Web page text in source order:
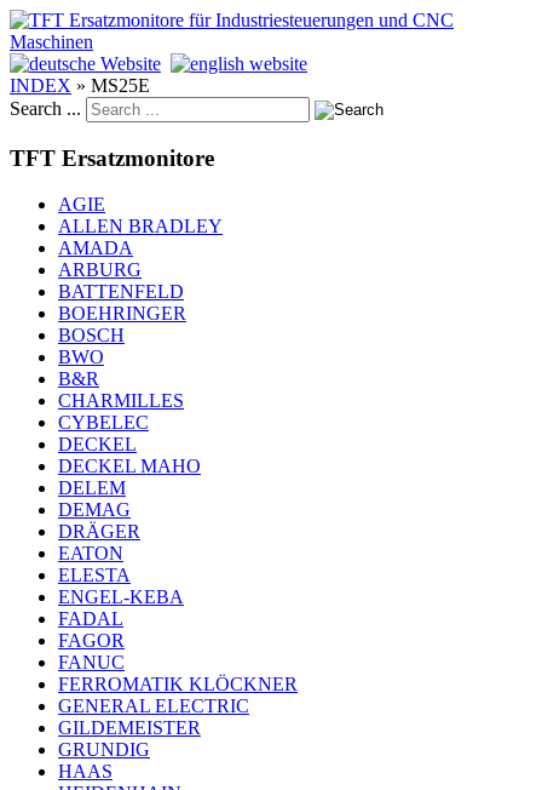
INDEX » MS25E
Search ...
TFT Ersatzmonitore
AGIE
ALLEN BRADLEY
AMADA
ARBURG
BATTENFELD
BOEHRINGER
BOSCH
BWO
B&R
CHARMILLES
CYBELEC
DECKEL
DECKEL MAHO
DELEM
DEMAG
DRÄGER
EATON
ELESTA
ENGEL-KEBA
FADAL
FAGOR
FANUC
FERROMATIK KLÖCKNER
GENERAL ELECTRIC
GILDEMEISTER
GRUNDIG
HAAS